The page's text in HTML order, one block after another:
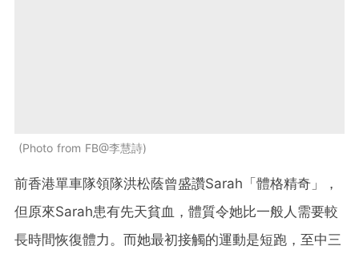
Photo from FB@李慧詩
前香港單車隊領隊洪松蔭曾盛讚Sarah「體格精奇」，
但原來Sarah患有先天貧血，體質令她比一般人需要較
長時間恢復體力。而她最初接觸的運動是短跑，至中三